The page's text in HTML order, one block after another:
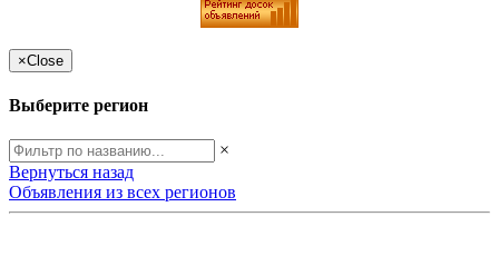
×Close
Выберите регион
×
Вернуться назад
Объявления из всех регионов